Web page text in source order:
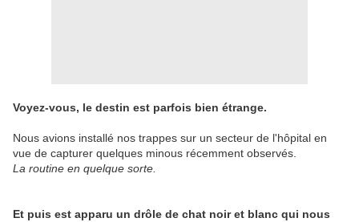
Voyez-vous, le destin est parfois bien étrange.
Nous avions installé nos trappes sur un secteur de l'hôpital en
vue de capturer quelques minous récemment observés.
La routine en quelque sorte.
Et puis est apparu un drôle de chat noir et blanc qui nous